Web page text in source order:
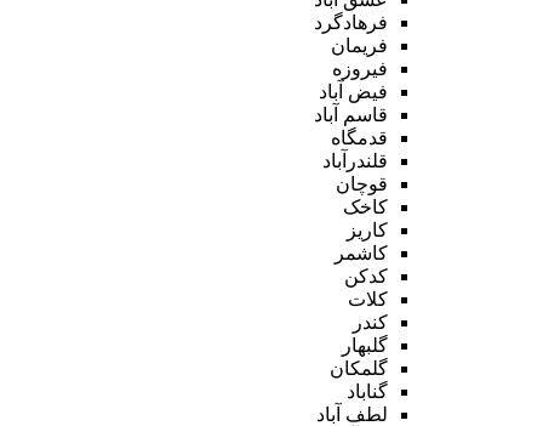
فرهادگرد
فریمان
فیروزه
فیض آباد
قاسم آباد
قدمگاه
قلندرآباد
قوچان
کاخک
کاریز
کاشمر
کدکن
کلات
کندر
گلبهار
گلمکان
گناباد
لطف آباد